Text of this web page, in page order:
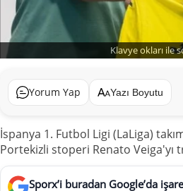
Klavye okları ile
Yorum Yap Yazı Boyutu
İspanya 1. Futbol Ligi (LaLiga)
Portekizli stoperi Renato Veiga'yı
Sporx’i buradan Google’da